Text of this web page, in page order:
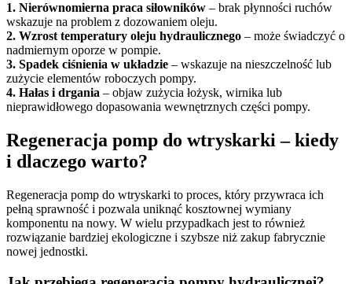
1. Nierównomierna praca siłowników – brak płynności ruchów
wskazuje na problem z dozowaniem oleju.
2. Wzrost temperatury oleju hydraulicznego – może świadczyć o
nadmiernym oporze w pompie.
3. Spadek ciśnienia w układzie – wskazuje na nieszczelność lub
zużycie elementów roboczych pompy.
4. Hałas i drgania – objaw zużycia łożysk, wirnika lub
nieprawidłowego dopasowania wewnętrznych części pompy.
Regeneracja pomp do wtryskarki – kiedy
i dlaczego warto?
Regeneracja pomp do wtryskarki to proces, który przywraca ich
pełną sprawność i pozwala uniknąć kosztownej wymiany
komponentu na nowy. W wielu przypadkach jest to również
rozwiązanie bardziej ekologiczne i szybsze niż zakup fabrycznie
nowej jednostki.